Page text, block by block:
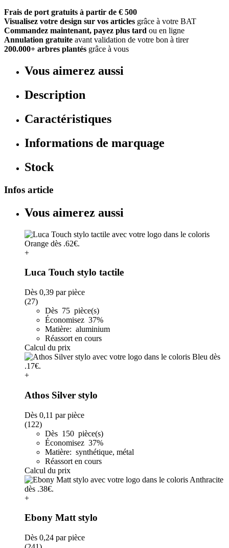
Frais de port gratuits à partir de € 500
Visualisez votre design sur vos articles grâce à votre BAT
Commandez maintenant, payez plus tard ou en ligne
Annulation gratuite avant validation de votre bon à tirer
200.000+ arbres plantés grâce à vous
Vous aimerez aussi
Description
Caractéristiques
Informations de marquage
Stock
Infos article
Vous aimerez aussi
+
Luca Touch stylo tactile
Dès 0,39 par pièce
(27)
Dès 75 pièce(s)
Économisez 37%
Matière: aluminium
Réassort en cours
Calcul du prix
+
Athos Silver stylo
Dès 0,11 par pièce
(122)
Dès 150 pièce(s)
Économisez 37%
Matière: synthétique, métal
Réassort en cours
Calcul du prix
+
Ebony Matt stylo
Dès 0,24 par pièce